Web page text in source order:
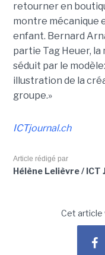
retourner en
montre mécanique
enfant. Bernard
partie Tag Heuer,
séduit par le
illustration de la
groupe.»
ICTjournal.ch
Article rédigé par
Hélène Lelièvre / ICT
Cet article